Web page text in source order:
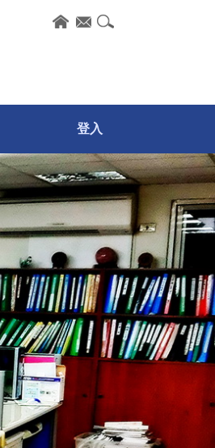
登入